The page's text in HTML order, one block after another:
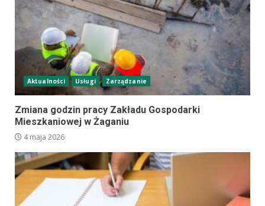
Aktualności Usługi Zarządzanie
Zmiana godzin pracy Zakładu Gospodarki
Mieszkaniowej w Żaganiu
4 maja 2026